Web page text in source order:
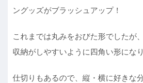
ングッズがブラッシュアップ！
これまでは丸みをおびた形でしたが
収納がしやすいように四角い形にな
仕切りもあるので、縦・横に好きな